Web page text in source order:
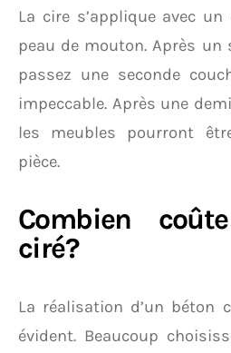
La cire s’applique avec
peau de mouton. Après un
passez une seconde
impeccable. Après une
les meubles pourront
pièce.
Combien
ciré?
La réalisation d’un béton
évident. Beaucoup